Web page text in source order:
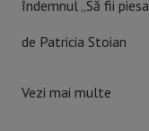
îndemnul „Să fii
de Patricia Stoian
Vezi mai multe